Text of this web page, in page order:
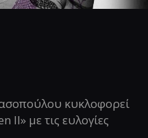
κυκλοφορεί
II» με τις ευλογίες